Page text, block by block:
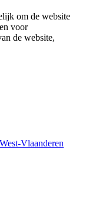
om de website
voor
de website,